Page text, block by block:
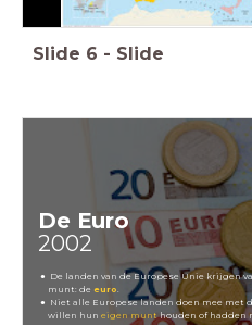
Slide 6 - Slide
De Euro
2002
De landen van de Europese Unie krijgen
munt: de euro.
Niet alle Europese landen doen mee met
willen hun eigen munthouden of hadden